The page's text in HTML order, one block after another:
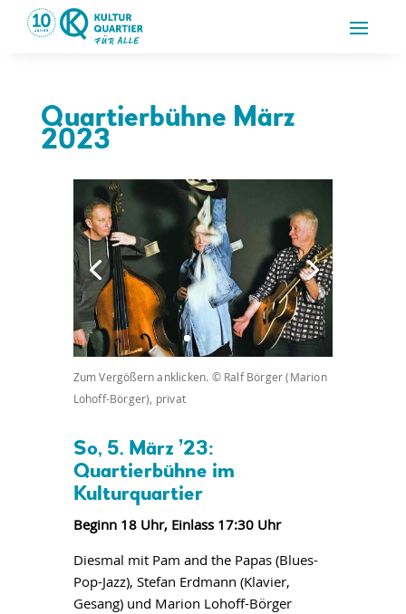
Quartierbühne März
2023
Zum Vergößern anklicken. © Ralf Börger (Marion
Lohoff-Börger), privat
So, 5. März ’23:
Quartierbühne im
Kulturquartier
Beginn 18 Uhr, Einlass 17:30 Uhr
Diesmal mit Pam and the Papas (Blues-
Pop-Jazz), Stefan Erdmann (Klavier,
Gesang) und Marion Lohoff-Börger